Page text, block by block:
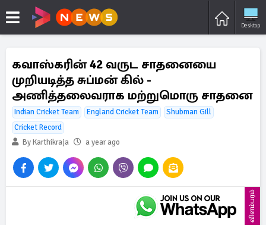
Desktop
கவாஸ்கரின் 42 வருட சாதனையை
முறியடித்த சுப்மன் கில் -
அணித்தலைவராக மற்றுமொரு சாதனை
Indian Cricket Team England Cricket Team
Shubman Gill
Cricket Record
By Karthikraja
a year ago
விளம்பரம்